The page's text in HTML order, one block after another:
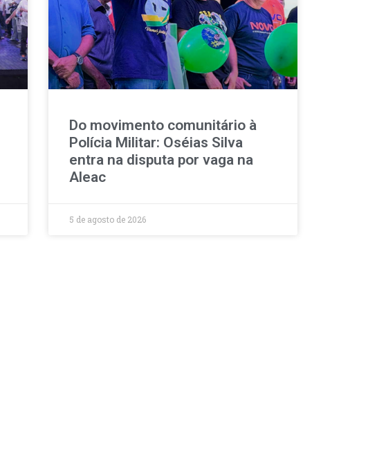
Do movimento comunitário à
Polícia Militar: Oséias Silva
entra na disputa por vaga na
Aleac
5 de agosto de 2026